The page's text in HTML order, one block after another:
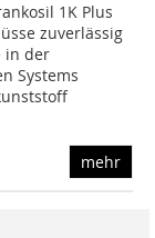
1K Plus
zuverlässig
in der
Systems
mehr